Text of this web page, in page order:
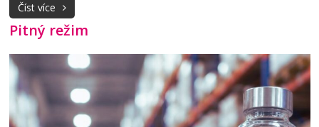
Číst více
Pitný režim